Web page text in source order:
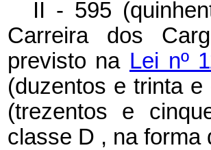
II - 595
Carreira dos
previsto na Lei nº
(duzentos e trinta
(trezentos e
classe D , na forma